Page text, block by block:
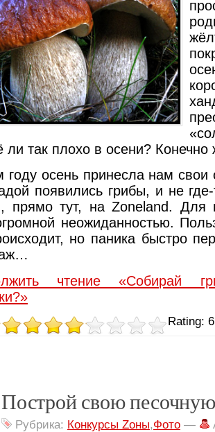
ли так плохо в осени? Конечно
году осень принесла нам свои
появились грибы, и не
прямо тут, на Zoneland. Для
неожиданностью.
но паника быстро
чтение «Собирай
Rating:
Построй свою
Рубрика: Конкурсы Zоны,Фото —